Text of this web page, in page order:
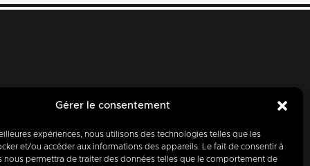
Gérer le consentement
expériences, nous utilisons des technologies telles que les
et/ou accéder aux informations des appareils. Le fait de consentir à
nous permettra de traiter des données telles que le comportement de
partenaire